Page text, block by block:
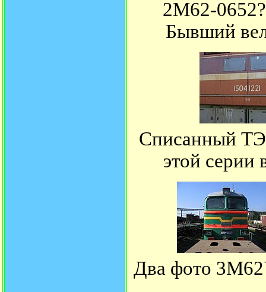
2М62-
Бывший
Списанный
этой
Два фото